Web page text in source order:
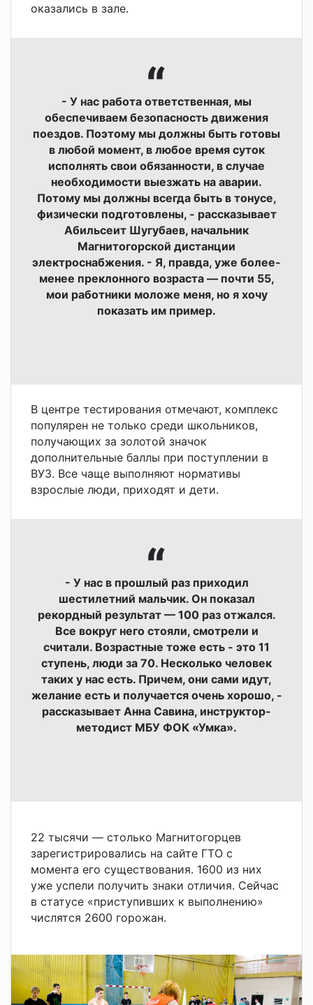
оказались в зале.
- У нас работа ответственная, мы
обеспечиваем безопасность движения
поездов. Поэтому мы должны быть готовы
в любой момент, в любое время суток
исполнять свои обязанности, в случае
необходимости выезжать на аварии.
Потому мы должны всегда быть в тонусе,
физически подготовлены, - рассказывает
Абильсеит Шугубаев, начальник
Магнитогорской дистанции
электроснабжения. - Я, правда, уже более-
менее преклонного возраста — почти 55,
мои работники моложе меня, но я хочу
показать им пример.
В центре тестирования отмечают, комплекс
популярен не только среди школьников,
получающих за золотой значок
дополнительные баллы при поступлении в
ВУЗ. Все чаще выполняют нормативы
взрослые люди, приходят и дети.
- У нас в прошлый раз приходил
шестилетний мальчик. Он показал
рекордный результат — 100 раз отжался.
Все вокруг него стояли, смотрели и
считали. Возрастные тоже есть - это 11
ступень, люди за 70. Несколько человек
таких у нас есть. Причем, они сами идут,
желание есть и получается очень хорошо, -
рассказывает Анна Савина, инструктор-
методист МБУ ФОК «Умка».
22 тысячи — столько Магнитогорцев
зарегистрировались на сайте ГТО с
момента его существования. 1600 из них
уже успели получить знаки отличия. Сейчас
в статусе «приступивших к выполнению»
числятся 2600 горожан.